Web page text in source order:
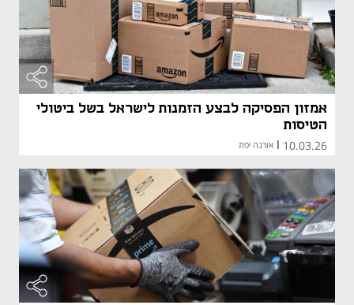
אמזון הפסיקה לבצע הזמנות לישראל בשל ביטולי
הטיסות
10.03.26 אורנה יפת